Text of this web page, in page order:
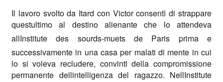
Il lavoro svolto da Itard con Victor consentì di strappare
questultimo al destino alienante che lo attendeva
allInstitute des sourds-muets de Paris prima e
successivamente in una casa per malati di mente in cui
lo si voleva recludere, convinti della compromissione
permanente dellintelligenza del ragazzo. NellInstitute